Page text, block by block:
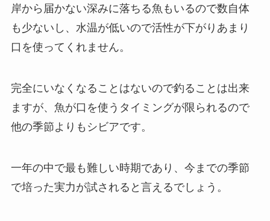
岸から届かない深みに落ちる魚もいるので数自体
も少ないし、水温が低いので活性が下がりあまり
口を使ってくれません。
完全にいなくなることはないので釣ることは出来
ますが、魚が口を使うタイミングが限られるので
他の季節よりもシビアです。
一年の中で最も難しい時期であり、今までの季節
で培った実力が試されると言えるでしょう。